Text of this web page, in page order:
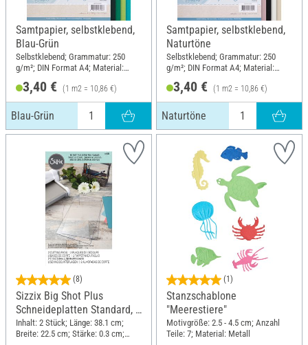
Samtpapier, selbstklebend,
Blau-Grün
Selbstklebend; Grammatur: 250
g/m²; DIN Format A4; Material:
3,40 € (1 m2 = 10,86 €)
Blau-Grün
Samtpapier, selbstklebend,
Naturtöne
Selbstklebend; Grammatur: 250
g/m²; DIN Format A4; Material:
3,40 € (1 m2 = 10,86 €)
Naturtöne
(8)
Sizzix Big Shot Plus
Schneideplatten Standard, 2
Stück
Inhalt: 2 Stück; Länge: 38.1 cm;
Breite: 22.5 cm; Stärke: 0.3 cm;
(1)
Stanzschablone
"Meerestiere"
Motivgröße: 2.5 - 4.5 cm; Anzahl
Teile: 7; Material: Metall